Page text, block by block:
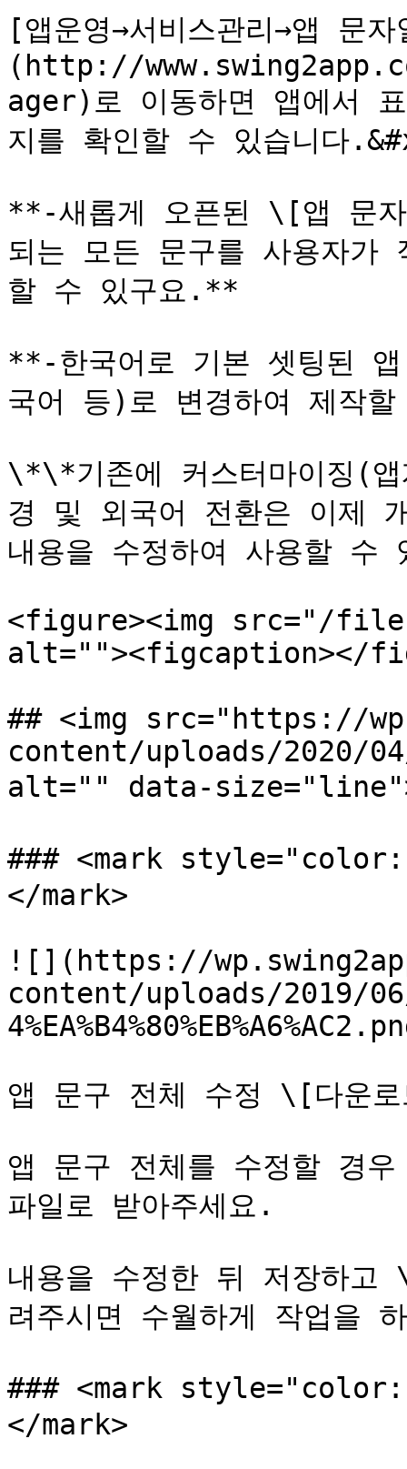
[앱운영→서비스관리→앱 문
(http://
ager)로 이동하면 앱에서
지를 확인할 수 있습니다
**-새롭게 오픈된 \[앱 문
되는 모든 문구를 사용자가
할 수 있구요.**
**-한국어로 기본 셋팅된
국어 등)로 변경하여 제작
\*\*기존에 커스터마이징(
경 및 외국어 전환은 이제
내용을 수정하여 사용할 수
<figure><img src="/files/
alt=""><figcaption></
## <img src="https://
content/uploads/2020/04/
alt="" data-size="line">
### <mark
</mark>
![](https://
content/uploads/2019/06/
앱 문구 전체 수정 \[다운
앱 문구 전체를 수정할 경
파일로 받아주세요.
내용을 수정한 뒤 저장하
려주시면 수월하게 작업을
### <mark
</mark>